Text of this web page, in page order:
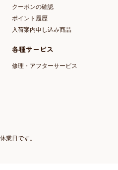
クーポンの確認
ポイント履歴
入荷案内申し込み商品
各種サービス
修理・アフターサービス
業日です。